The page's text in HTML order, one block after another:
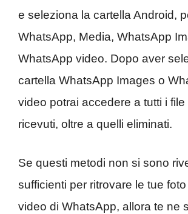
e seleziona la cartella Android,
WhatsApp, Media, WhatsApp
WhatsApp video. Dopo aver
cartella WhatsApp Images o
video potrai accedere a tutti i file
ricevuti, oltre a quelli eliminati.
Se questi metodi non si sono
sufficienti per ritrovare le tue
video di WhatsApp, allora te ne